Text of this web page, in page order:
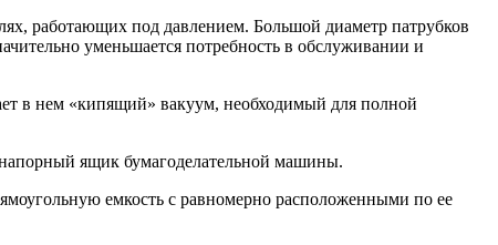
работающих под давлением. Большой диаметр патрубков
уменьшается потребность в обслуживании и
в нем «кипящий» вакуум, необходимый для полной
напорный ящик бумагоделательной машины.
емкость с равномерно расположенными по ее